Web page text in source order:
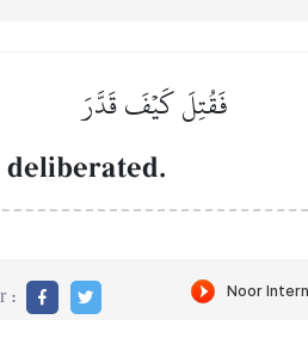
فَقُتِلَ كَيۡفَ قَدَّرَ
deliberated.
: